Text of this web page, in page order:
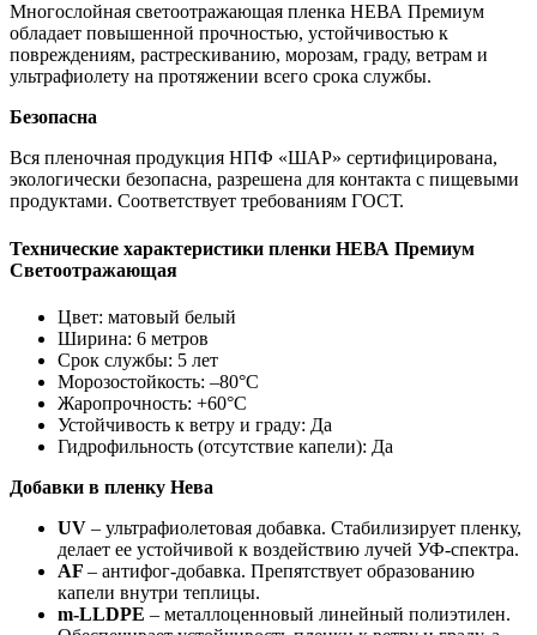
Многослойная светоотражающая пленка НЕВА Премиум
обладает повышенной прочностью, устойчивостью к
повреждениям, растрескиванию, морозам, граду, ветрам и
ультрафиолету на протяжении всего срока службы.
Безопасна
Вся пленочная продукция НПФ «ШАР» сертифицирована,
экологически безопасна, разрешена для контакта с пищевыми
продуктами. Соответствует требованиям ГОСТ.
Технические характеристики пленки НЕВА Премиум
Светоотражающая
Цвет: матовый белый
Ширина: 6 метров
Срок службы: 5 лет
Морозостойкость: –80°С
Жаропрочность: +60°С
Устойчивость к ветру и граду: Да
Гидрофильность (отсутствие капели): Да
Добавки в пленку Нева
UV – ультрафиолетовая добавка. Стабилизирует пленку,
делает ее устойчивой к воздействию лучей УФ-спектра.
AF – антифог-добавка. Препятствует образованию
капели внутри теплицы.
m-LLDPE – металлоценновый линейный полиэтилен.